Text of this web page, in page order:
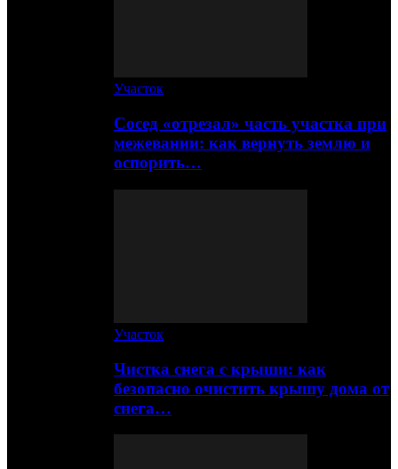
Участок
Сосед «отрезал» часть участка при
межевании: как вернуть землю и
оспорить…
Участок
Чистка снега с крыши: как
безопасно очистить крышу дома от
снега…